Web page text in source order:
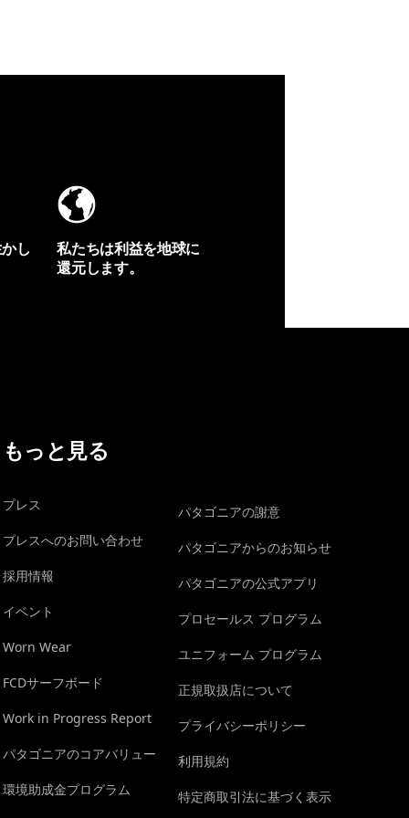
し
私たちは利益を地球に
還元します。
もっと見る
プレス
プレスへのお問い合わせ
採用情報
イベント
Worn Wear
FCDサーフボード
Work in Progress Report
パタゴニアのコアバリュー
環境助成金プログラム
パタゴニアの謝意
パタゴニアからのお知らせ
パタゴニアの公式アプリ
プロセールス プログラム
ユニフォーム プログラム
正規取扱店について
プライバシーポリシー
利用規約
特定商取引法に基づく表示